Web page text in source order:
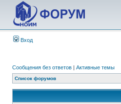
Вход
Сообщения без ответов | Активные темы
Список форумов